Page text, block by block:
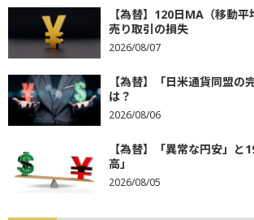
【為替】120日MA（移動
売り取引の損失
2026/08/07
【為替】「日米通貨同盟の
は？
2026/08/06
【為替】「異常な円安」と
高」
2026/08/05